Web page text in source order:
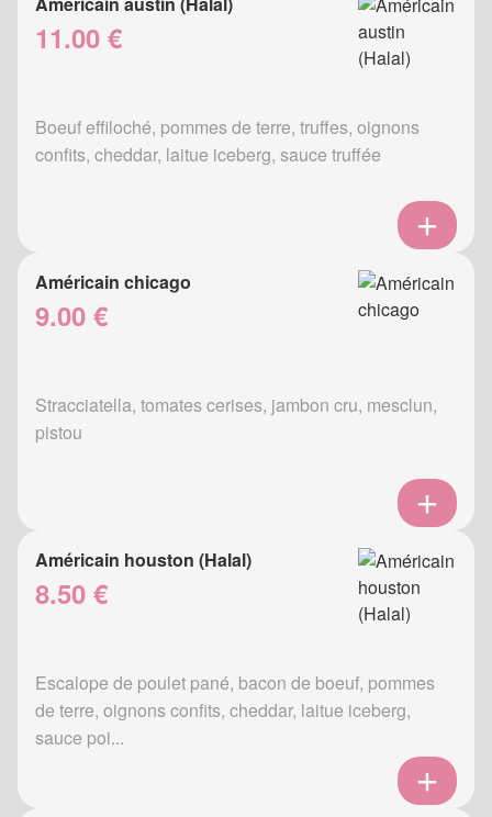
11.00 €
Boeuf effiloché, pommes de terre, truffes, oignons
confits, cheddar, laitue iceberg, sauce truffée
Américain chicago
9.00 €
Stracciatella, tomates cerises, jambon cru, mesclun,
pistou
Américain houston (Halal)
8.50 €
Escalope de poulet pané, bacon de boeuf, pommes
de terre, oignons confits, cheddar, laitue iceberg,
sauce poi...